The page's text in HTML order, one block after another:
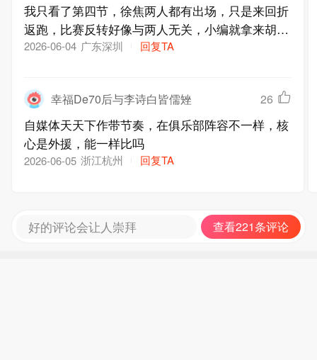
我只看了第四节，徐焦两人都有出场，只是来回折
返跑，比赛反转好像与两人无关，小编就拿来胡说
八道
2026-06-04 广东深圳 回复TA
幸福De70后与李诗白皆儒矬 26
自媒体天天下作带节奏，在俱乐部阵容不一样，核
心是外援，能一样比吗
2026-06-05 浙江杭州 回复TA
好的评论会让人崇拜 查看221条评论